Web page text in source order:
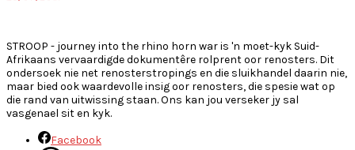
STROOP - journey into the rhino horn war is 'n moet-kyk Suid-
Afrikaans vervaardigde dokumentêre rolprent oor renosters. Dit
ondersoek nie net renosterstropings en die sluikhandel daarin nie,
maar bied ook waardevolle insig oor renosters, die spesie wat op
die rand van uitwissing staan. Ons kan jou verseker jy sal
vasgenael sit en kyk.
Facebook